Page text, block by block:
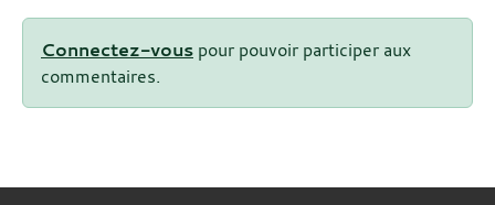
Connectez-vous pour pouvoir participer aux
commentaires.